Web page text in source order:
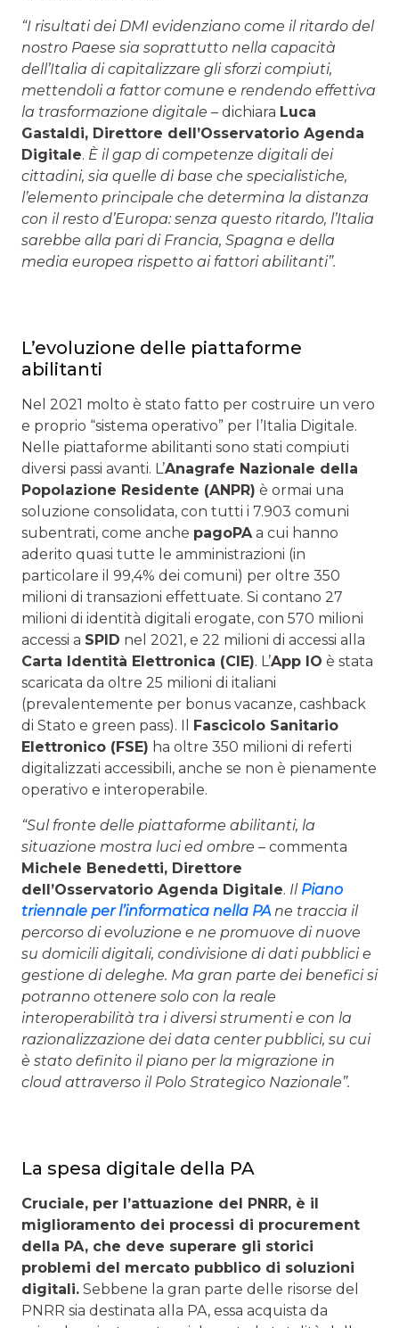
“I risultati dei DMI evidenziano come il ritardo del
nostro Paese sia soprattutto nella capacità
dell’Italia di capitalizzare gli sforzi compiuti,
mettendoli a fattor comune e rendendo effettiva
la trasformazione digitale – dichiara Luca
Gastaldi, Direttore dell’Osservatorio Agenda
Digitale. È il gap di competenze digitali dei
cittadini, sia quelle di base che specialistiche,
l’elemento principale che determina la distanza
con il resto d’Europa: senza questo ritardo, l’Italia
sarebbe alla pari di Francia, Spagna e della
media europea rispetto ai fattori abilitanti”.
L’evoluzione delle piattaforme
abilitanti
Nel 2021 molto è stato fatto per costruire un vero
e proprio “sistema operativo” per l’Italia Digitale.
Nelle piattaforme abilitanti sono stati compiuti
diversi passi avanti. L’Anagrafe Nazionale della
Popolazione Residente (ANPR) è ormai una
soluzione consolidata, con tutti i 7.903 comuni
subentrati, come anche pagoPA a cui hanno
aderito quasi tutte le amministrazioni (in
particolare il 99,4% dei comuni) per oltre 350
milioni di transazioni effettuate. Si contano 27
milioni di identità digitali erogate, con 570 milioni
accessi a SPID nel 2021, e 22 milioni di accessi alla
Carta Identità Elettronica (CIE). L’App IO è stata
scaricata da oltre 25 milioni di italiani
(prevalentemente per bonus vacanze, cashback
di Stato e green pass). Il Fascicolo Sanitario
Elettronico (FSE) ha oltre 350 milioni di referti
digitalizzati accessibili, anche se non è pienamente
operativo e interoperabile.
“Sul fronte delle piattaforme abilitanti, la
situazione mostra luci ed ombre – commenta
Michele Benedetti, Direttore
dell’Osservatorio Agenda Digitale. Il Piano
triennale per l’informatica nella PA ne traccia il
percorso di evoluzione e ne promuove di nuove
su domicili digitali, condivisione di dati pubblici e
gestione di deleghe. Ma gran parte dei benefici si
potranno ottenere solo con la reale
interoperabilità tra i diversi strumenti e con la
razionalizzazione dei data center pubblici, su cui
è stato definito il piano per la migrazione in
cloud attraverso il Polo Strategico Nazionale”.
La spesa digitale della PA
Cruciale, per l’attuazione del PNRR, è il
miglioramento dei processi di procurement
della PA, che deve superare gli storici
problemi del mercato pubblico di soluzioni
digitali. Sebbene la gran parte delle risorse del
PNRR sia destinata alla PA, essa acquista da